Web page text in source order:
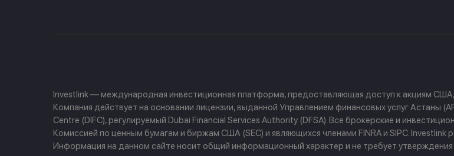
Investlink — международная инвестиционная платформа, предоставляющая доступ к акциям
Компания действует на основании лицензии, выданной Управлением финансовых услуг Астаны
Centre (DIFC), регулируемый Dubai Financial Services Authority (DFSA). Все брокерские и
Комиссией по ценным бумагам и биржам США (SEC) и являющихся членами FINRA и SIPC. Investlink
Информация на данном сайте носит общий информационный характер и не требует утверждения